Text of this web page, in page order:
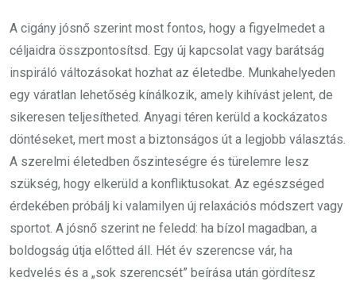
A cigány jósnő szerint most fontos, hogy a figyelmedet a
céljaidra összpontosítsd. Egy új kapcsolat vagy barátság
inspiráló változásokat hozhat az életedbe. Munkahelyeden
egy váratlan lehetőség kínálkozik, amely kihívást jelent, de
sikeresen teljesítheted. Anyagi téren kerüld a kockázatos
döntéseket, mert most a biztonságos út a legjobb választás.
A szerelmi életedben őszinteségre és türelemre lesz
szükség, hogy elkerüld a konfliktusokat. Az egészséged
érdekében próbálj ki valamilyen új relaxációs módszert vagy
sportot. A jósnő szerint ne feledd: ha bízol magadban, a
boldogság útja előtted áll. Hét év szerencse vár, ha
kedvelés és a „sok szerencsét” beírása után gördítesz